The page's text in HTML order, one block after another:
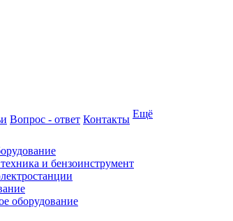
Вопрос - ответ Контакты Ещё
и бензоинструмент
оборудование